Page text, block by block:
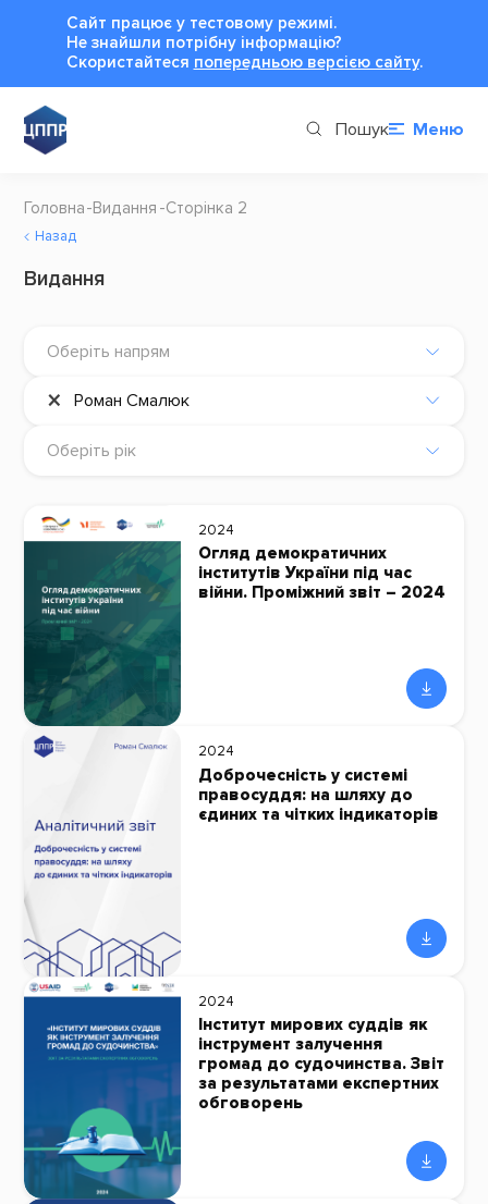
Сайт працює у тестовому режимі.
Не знайшли потрібну інформацію?
Cкористайтеся попередньою версією сайту.
Пошук Меню
Головна Видання Сторінка 2
Назад
Видання
Оберіть напрям
× Роман Смалюк
Оберіть рік
2024
Огляд демократичних
інститутів України під час
війни. Проміжний звіт – 2024
2024
Доброчесність у системі
правосуддя: на шляху до
єдиних та чітких індикаторів
2024
Інститут мирових суддів як
інструмент залучення
громад до судочинства. Звіт
за результатами експертних
обговорень